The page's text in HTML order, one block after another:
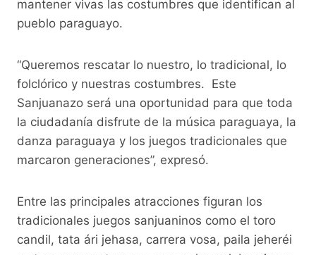
mantener vivas las costumbres que identifican al
pueblo paraguayo.
“Queremos rescatar lo nuestro, lo tradicional, lo
folclórico y nuestras costumbres. Este
Sanjuanazo será una oportunidad para que toda
la ciudadanía disfrute de la música paraguaya, la
danza paraguaya y los juegos tradicionales que
marcaron generaciones”, expresó.
Entre las principales atracciones figuran los
tradicionales juegos sanjuaninos como el toro
candil, tata ári jehasa, carrera vosa, paila jeheréi